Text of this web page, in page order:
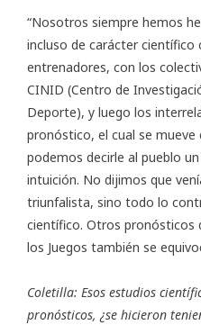
“Nosotros siempre hemos
incluso de carácter científico
entrenadores, con los
CINID (Centro de
Deporte), y luego los
pronóstico, el cual se
podemos decirle al pueblo
intuición. No dijimos que
triunfalista, sino todo lo
científico. Otros pronósticos
los Juegos también se
Coletilla: Esos estudios
pronósticos, ¿se hicieron